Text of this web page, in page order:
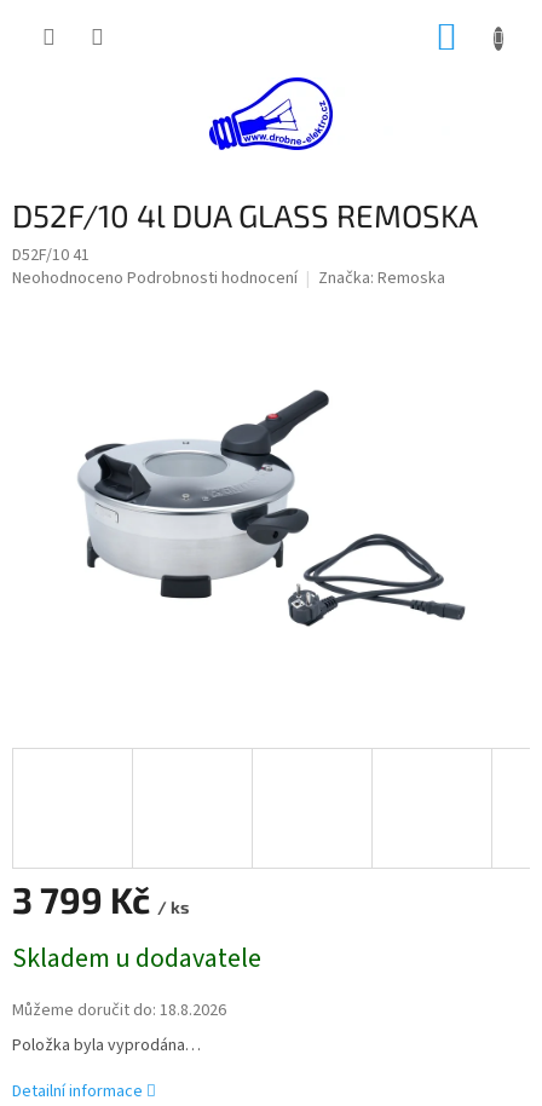
D52F/10 4l DUA GLASS REMOSKA
D52F/10 41
Průměrné
Neohodnoceno Podrobnosti hodnocení Značka: Remoska
3 799 Kč / ks
cena:
Skladem u dodavatele
Můžeme doručit do: 18.8.2026
Položka byla vyprodána…
Detailní informace